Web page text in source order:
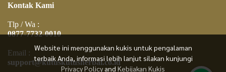
Website ini menggunakan kukis untuk pengalaman
terbaik Anda, informasi lebih lanjut silakan kunjungi
Privacy Policy and Kebijakan Kukis
Kontak Kami
Tlp / Wa :
0877-7732-0010
Email :
support@kutuskutusherbal.co.id